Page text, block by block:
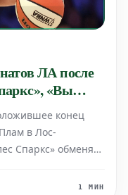
ЛА после
«Вы
себя как дома»
конец
в Лос-
Спаркс» обменяла
на первом
1 МИН